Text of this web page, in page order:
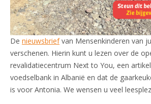
De nieuwsbriefvan Mensenkinderen van
verschenen. Hierin kunt u lezen over de
revalidatiecentrum Next to You, een
voedselbank in Albanië en dat de
is voor Antonia. We wensen u veel